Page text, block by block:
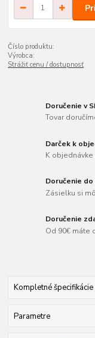
Číslo produktu:
Výrobca:
Strážiť cenu / dostupnosť
Doručenie v
Tovar
Darček k
K objednávke
Doručenie
Zásielku si
Doručenie
Od 90€ máte
Kompletné špecifikácie
Parametre